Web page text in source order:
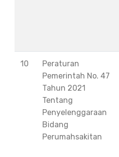
10
Peraturan
Pemerintah No. 47
Tahun 2021
Tentang
Penyelenggaraan
Bidang
Perumahsakitan